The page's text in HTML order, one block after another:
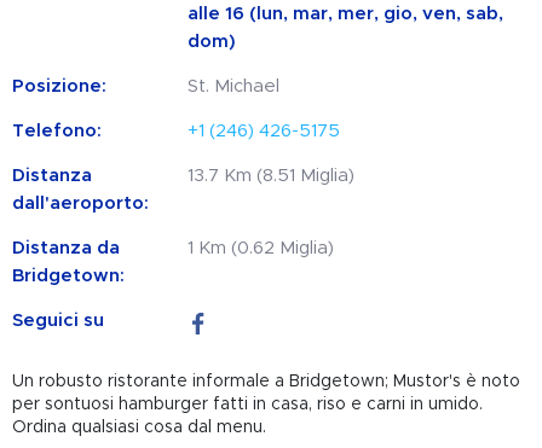
alle 16 (lun, mar, mer, gio, ven, sab,
dom)
Posizione: St. Michael
Telefono: +1 (246) 426-5175
Distanza
dall'aeroporto:
13.7 Km (8.51 Miglia)
Distanza da
Bridgetown:
1 Km (0.62 Miglia)
Seguici su
Un robusto ristorante informale a Bridgetown; Mustor's è noto
per sontuosi hamburger fatti in casa, riso e carni in umido.
Ordina qualsiasi cosa dal menu.